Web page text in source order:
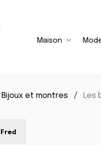
Maison
Bijoux et montres Les
Fred